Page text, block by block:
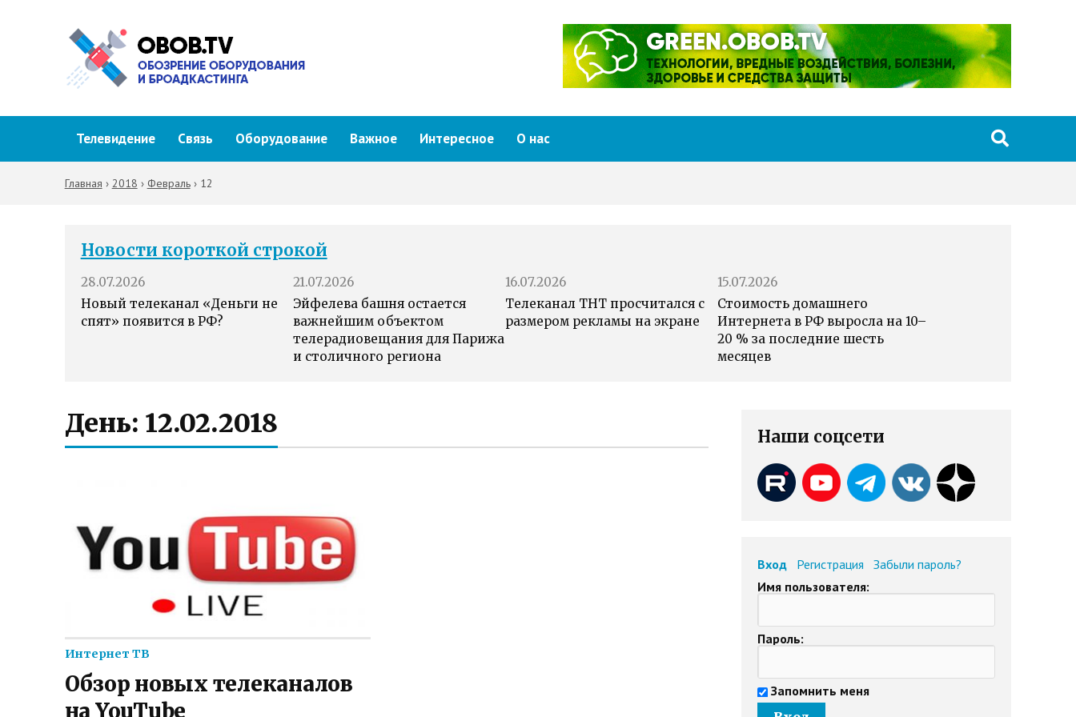
Телевидение Связь Оборудование Важное Интересное О нас
Главная › 2018 › Февраль› 12
Новости короткой строкой
28.07.2026
Новый телеканал «Деньги не
спят» появится в РФ?
21.07.2026
Эйфелева башня остается
важнейшим объектом
телерадиовещания для Парижа
и столичного региона
16.07.2026
Телеканал ТНТ просчитался с
размером рекламы на экране
15.07.2026
Стоимость домашнего
Интернета в РФ выросла на 10–
20 % за последние шесть
месяцев
День: 12.02.2018
Интернет ТВ
Обзор новых телеканалов
на YouTube
Наши соцсети
Вход Регистрация
Забыли пароль?
Имя пользователя:
Пароль:
Запомнить меня